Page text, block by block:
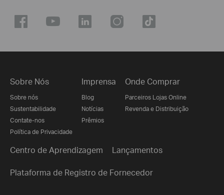
Sobre Nós
Sobre nós
Sustentabilidade
Contate-nos
Política de Privacidade
Imprensa
Blog
Notícias
Prêmios
Onde Comprar
Parceiros Lojas Online
Revenda e Distribuição
Centro de Aprendizagem Lançamentos
Plataforma de Registro de Fornecedor